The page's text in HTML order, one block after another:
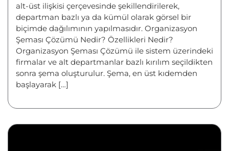
alt-üst ilişkisi çerçevesinde şekillendirilerek,
departman bazlı ya da kümül olarak görsel bir
biçimde dağılımının yapılmasıdır. Organizasyon
Şeması Çözümü Nedir? Özellikleri Nedir?
Organizasyon Şeması Çözümü ile sistem üzerindeki
firmalar ve alt departmanlar bazlı kırılım seçildikten
sonra şema oluşturulur. Şema, en üst kıdemden
başlayarak […]